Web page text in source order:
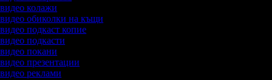
видео колажи
видео обиколки на къщи
подкаст копие
подкасти
видео покани
презентации
видео реклами